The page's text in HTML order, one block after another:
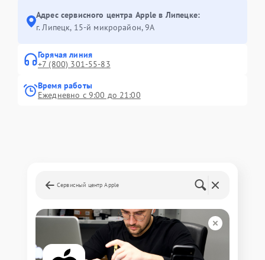
Адрес сервисного центра Apple в Липецке:
г. Липецк, 15-й микрорайон, 9А
Горячая линия
+7 (800) 301-55-83
Время работы
Ежедневно с 9:00 до 21:00
Сервисный центр Apple